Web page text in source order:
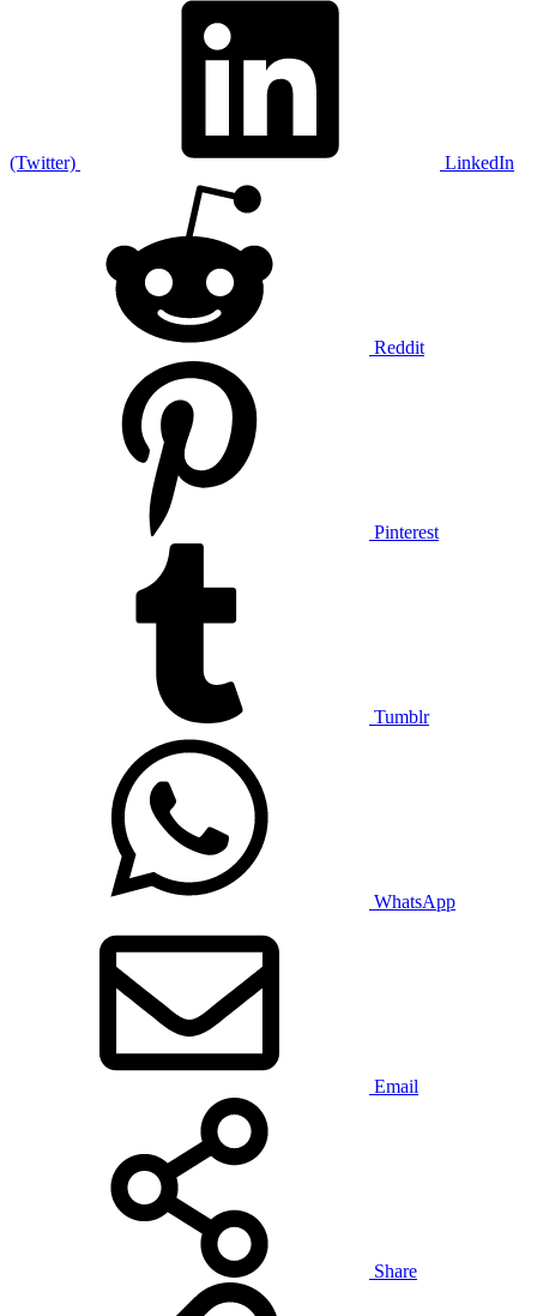
(Twitter) LinkedIn
Reddit
Pinterest
Tumblr
WhatsApp
Email
Share